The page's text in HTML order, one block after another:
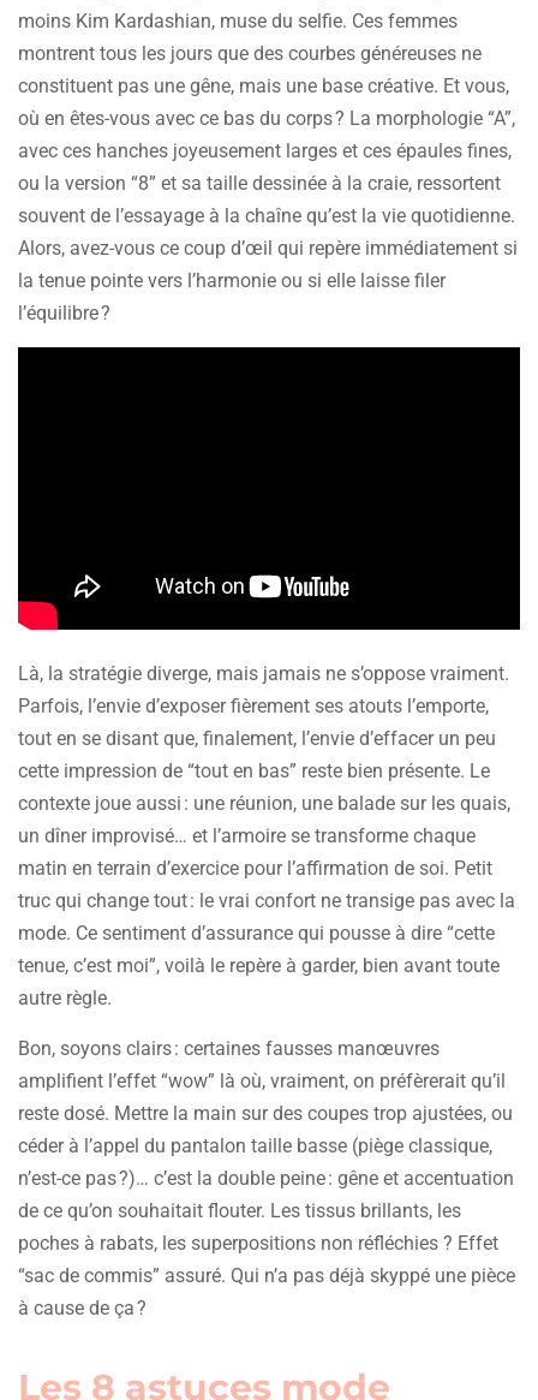
moins Kim Kardashian, muse du selfie. Ces femmes
montrent tous les jours que des courbes généreuses ne
constituent pas une gêne, mais une base créative. Et vous,
où en êtes-vous avec ce bas du corps ? La morphologie “A”,
avec ces hanches joyeusement larges et ces épaules fines,
ou la version “8” et sa taille dessinée à la craie, ressortent
souvent de l’essayage à la chaîne qu’est la vie quotidienne.
Alors, avez-vous ce coup d’œil qui repère immédiatement si
la tenue pointe vers l’harmonie ou si elle laisse filer
l’équilibre ?
Là, la stratégie diverge, mais jamais ne s’oppose vraiment.
Parfois, l’envie d’exposer fièrement ses atouts l’emporte,
tout en se disant que, finalement, l’envie d’effacer un peu
cette impression de “tout en bas” reste bien présente. Le
contexte joue aussi : une réunion, une balade sur les quais,
un dîner improvisé… et l’armoire se transforme chaque
matin en terrain d’exercice pour l’affirmation de soi. Petit
truc qui change tout : le vrai confort ne transige pas avec la
mode. Ce sentiment d’assurance qui pousse à dire “cette
tenue, c’est moi”, voilà le repère à garder, bien avant toute
autre règle.
Bon, soyons clairs : certaines fausses manœuvres
amplifient l’effet “wow” là où, vraiment, on préfèrerait qu’il
reste dosé. Mettre la main sur des coupes trop ajustées, ou
céder à l’appel du pantalon taille basse (piège classique,
n’est-ce pas ?)… c’est la double peine : gêne et accentuation
de ce qu’on souhaitait flouter. Les tissus brillants, les
poches à rabats, les superpositions non réfléchies ? Effet
“sac de commis” assuré. Qui n’a pas déjà skyppé une pièce
à cause de ça ?
Les 8 astuces mode